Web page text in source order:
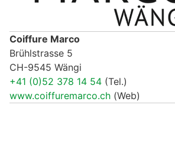
Coiffure Marco
Brühlstrasse 5
CH-9545 Wängi
+41 (0)52 378 14 54 (Tel.)
www.coiffuremarco.ch (Web)